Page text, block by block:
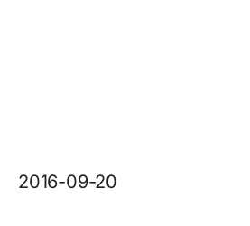
2016-09-20